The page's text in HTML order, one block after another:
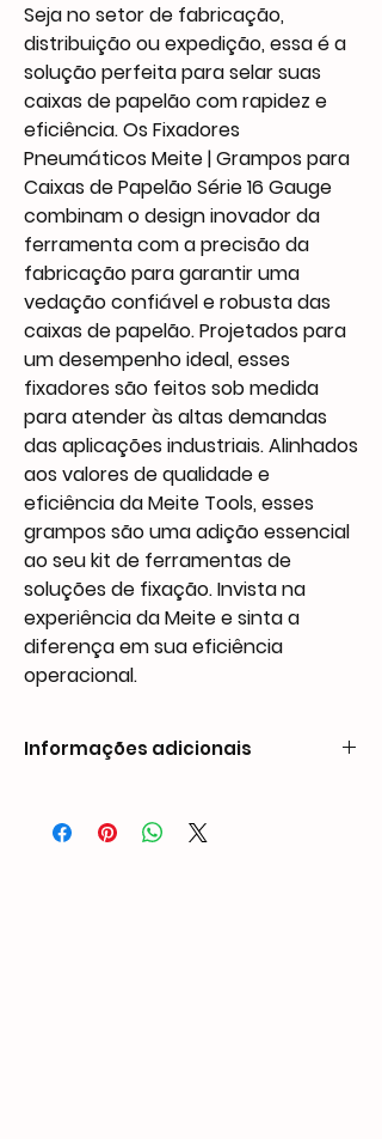
Seja no setor de fabricação,
distribuição ou expedição, essa é a
solução perfeita para selar suas
caixas de papelão com rapidez e
eficiência. Os Fixadores
Pneumáticos Meite | Grampos para
Caixas de Papelão Série 16 Gauge
combinam o design inovador da
ferramenta com a precisão da
fabricação para garantir uma
vedação confiável e robusta das
caixas de papelão. Projetados para
um desempenho ideal, esses
fixadores são feitos sob medida
para atender às altas demandas
das aplicações industriais. Alinhados
aos valores de qualidade e
eficiência da Meite Tools, esses
grampos são uma adição essencial
ao seu kit de ferramentas de
soluções de fixação. Invista na
experiência da Meite e sinta a
diferença em sua eficiência
operacional.
Informações adicionais